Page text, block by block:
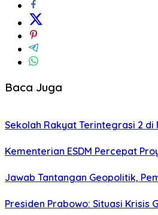
Baca Juga
Sekolah Rakyat Terintegrasi 2
Kementerian ESDM Percepat
Jawab Tantangan Geopolitik,
Presiden Prabowo: Situasi Krisis